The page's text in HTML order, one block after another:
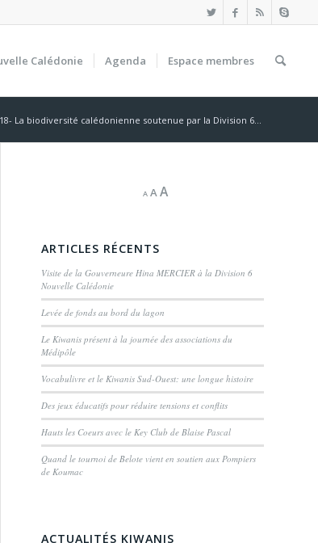
Calédonie Agenda Espace membres
La biodiversité calédonienne soutenue par la Division 6...
A AA
ARTICLES RÉCENTS
Visite de la Gouverneure Hina MERCIER à la Division 6
Nouvelle Calédonie
Levée de fonds au bord du lagon
Le Kiwanis présent à la journée des associations du
Médipôle
Vocabulivre et le Kiwanis Sud-Ouest: une longue histoire
Des jeux éducatifs pour réduire tensions et conflits
Hauts les Coeurs avec le Key Club de Blaise Pascal
Quand le tournoi de Belote vient en soutien aux Pompiers
de Koumac
ACTUALITÉS KIWANIS